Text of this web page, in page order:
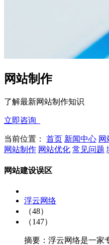
网站制作
了解最新网站制作知识
立即咨询
当前位置： 首页 新闻中心 网
网站制作 网站优化 常见问题
网站建设误区
浮云网络
（48）
（147）
摘要：浮云网络是一家